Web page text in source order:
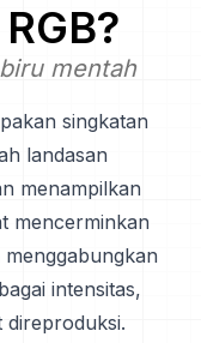
RGB?
mentah
singkatan
landasan
menampilkan
mencerminkan
intensitas,
direproduksi.